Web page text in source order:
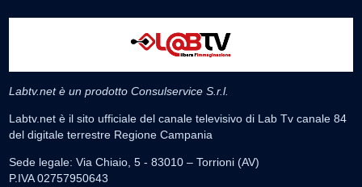
Labtv.net è un prodotto Consulservice S.r.l.
Labtv.net è il sito ufficiale del canale televisivo di Lab Tv canale 84
del digitale terrestre Regione Campania
Sede legale: Via Chiaio, 5 - 83010 – Torrioni (AV)
P.IVA 02757950643